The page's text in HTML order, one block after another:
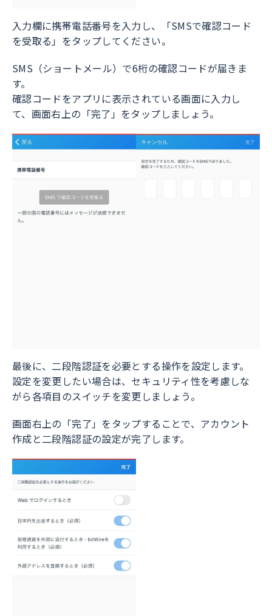
入力欄に携帯電話番号を入力し、「SMSで確認コード
を受取る」をタップしてください。
SMS（ショートメール）で6桁の確認コードが届きま
す。
確認コードをアプリに表示されている画面に入力し
て、画面右上の「完了」をタップしましょう。
最後に、二段階認証を必要とする操作を設定します。
設定を変更したい場合は、セキュリティ性を考慮しな
がら各項目のスイッチを変更しましょう。
画面右上の「完了」をタップすることで、アカウント
作成と二段階認証の設定が完了します。